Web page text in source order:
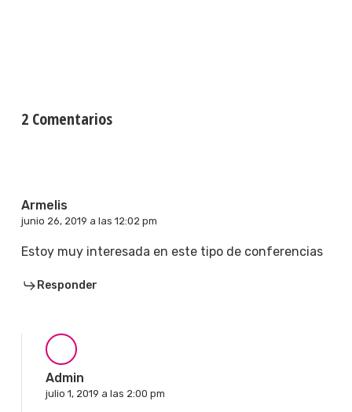
2 Comentarios
Armelis
junio 26, 2019 a las 12:02 pm
Estoy muy interesada en este tipo de conferencias
Responder
Admin
julio 1, 2019 a las 2:00 pm